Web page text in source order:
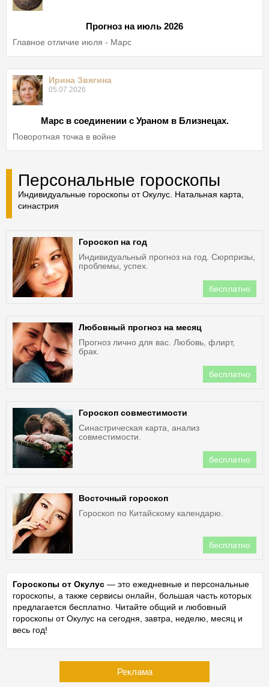
Прогноз на июль 2026
Главное отличие июля - Марс
Ирина Звягина
05.07.2026
Марс в соединении с Ураном в Близнецах.
Поворотная точка в войне
Персональные гороскопы
Индивидуальные гороскопы от Окулус. Натальная карта,
синастрия
Гороскоп на год
Индивидуальный прогноз на год. Сюрпризы,
проблемы, успех.
бесплатно
Любовный прогноз на месяц
Прогноз лично для вас. Любовь, флирт,
брак.
бесплатно
Гороскоп совместимости
Синастрическая карта, анализ
совместимости.
бесплатно
Восточный гороскоп
Гороскоп по Китайскому календарю.
бесплатно
Гороскопы от Окулус — это ежедневные и персональные
гороскопы, а также сервисы онлайн, большая часть которых
предлагается бесплатно. Читайте общий и любовный
гороскопы от Окулус на сегодня, завтра, неделю, месяц и
весь год!
Реклама